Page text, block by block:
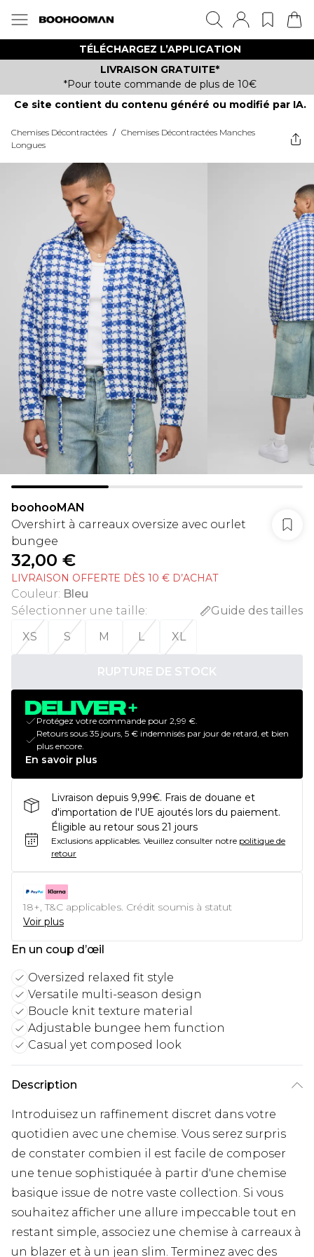
TÉLÉCHARGEZ L’APPLICATION
LIVRAISON GRATUITE*
*Pour toute commande de plus de 10€
Ce site contient du contenu généré ou modifié par IA.
Chemises Décontractées / Chemises Décontractées Manches
Longues
boohooMAN
Overshirt à carreaux oversize avec ourlet
bungee
32,00 €
LIVRAISON OFFERTE DÈS 10 € D’ACHAT
Couleur: Bleu
Sélectionner une taille:
Guide des tailles
XS
S M L XL
RUPTURE DE STOCK
Protégez votre commande pour 2,99 €.
Retours sous 35 jours, 5 € indemnisés par jour de retard, et bien
plus encore.
En savoir plus
Livraison depuis 9,99€. Frais de douane et
d'importation de l'UE ajoutés lors du paiement.
Éligible au retour sous 21 jours
Exclusions applicables. Veuillez consulter notre politique de
retour
18+, T&C applicables. Crédit soumis à statut
Voir plus
En un coup d’œil
Oversized relaxed fit style
Versatile multi-season design
Boucle knit texture material
Adjustable bungee hem function
Casual yet composed look
Description
Introduisez un raffinement discret dans votre
quotidien avec une chemise. Vous serez surpris
de constater combien il est facile de composer
une tenue sophistiquée à partir d'une chemise
basique issue de notre vaste collection. Si vous
souhaitez afficher une allure impeccable tout en
restant simple, associez une chemise à carreaux à
un blazer et à un jean slim. Terminez avec des